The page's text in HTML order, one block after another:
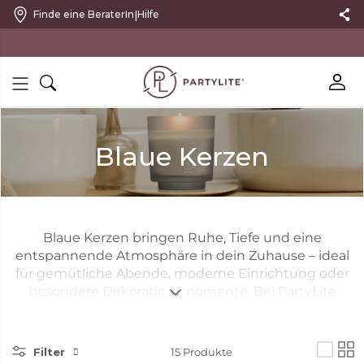
Finde eine BeraterIn|Hilfe
Blaue Kerzen
Blaue Kerzen bringen Ruhe, Tiefe und eine
entspannende Atmosphäre in dein Zuhause – ideal
für gemütliche Abende, moderne Einrichtung oder
besondere Dekorationsmomente. Bei PartyLite
Duftrichtungen, die für ein harmonisches und
Filter 15 Produkte